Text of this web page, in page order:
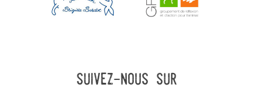
suivez-nous sur